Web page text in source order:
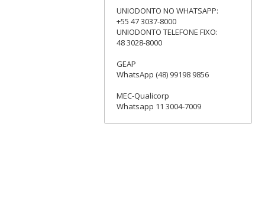
UNIODONTO NO WHATSAPP:
+55 47 3037-8000
UNIODONTO TELEFONE FIXO:
48 3028-8000
GEAP
WhatsApp (48) 99198 9856
MEC-Qualicorp
Whatsapp 11 3004-7009